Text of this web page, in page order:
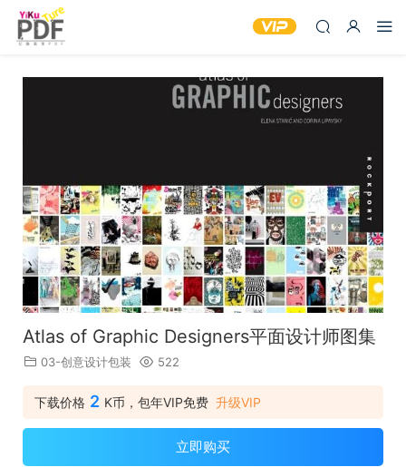
Atlas of Graphic Designers平面设计师图集
03-创意设计包装 522
下载价格 2 K币，包年VIP免费 升级VIP
立即购买